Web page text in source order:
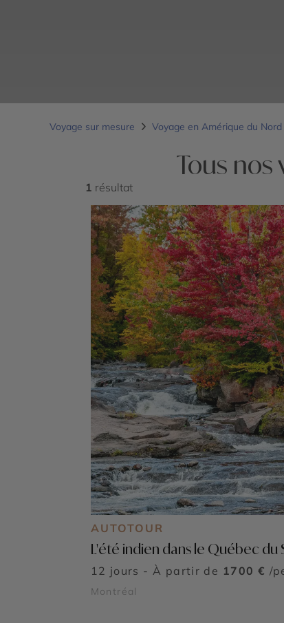
Voyage sur mesure Voyage en Amérique du Nord
Tous nos
1 résultat
AUTOTOUR
L'été indien dans le Québec du
12 jours - À partir de 1700 € /
Montréal